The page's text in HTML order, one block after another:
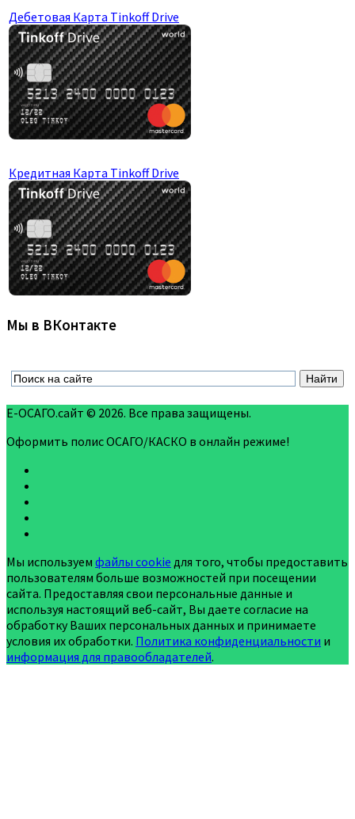
Дебетовая Карта Tinkoff Drive
Кредитная Карта Tinkoff Drive
Мы в ВКонтакте
Е-ОСАГО.сайт © 2026. Все права защищены.
Оформить полис ОСАГО/КАСКО в онлайн режиме!
Мы используем файлы cookie для того, чтобы предоставить
пользователям больше возможностей при посещении
сайта. Предоставляя свои персональные данные и
используя настоящий веб-сайт, Вы даете согласие на
обработку Ваших персональных данных и принимаете
условия их обработки. Политика конфиденциальности и
информация для правообладателей.